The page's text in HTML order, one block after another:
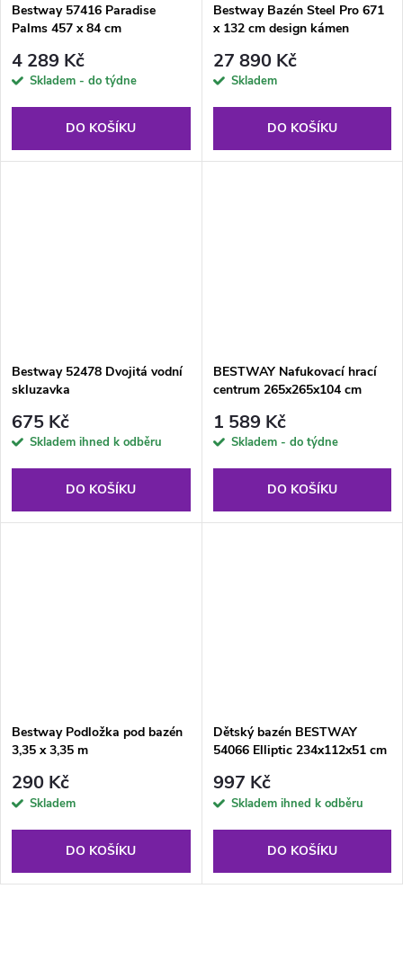
Bestway 57416 Paradise
Palms 457 x 84 cm
4 289 Kč
Skladem - do týdne
DO KOŠÍKU
Bestway Bazén Steel Pro 671
x 132 cm design kámen
27 890 Kč
Skladem
DO KOŠÍKU
Bestway 52478 Dvojitá vodní
skluzavka
675 Kč
Skladem ihned k odběru
DO KOŠÍKU
BESTWAY Nafukovací hrací
centrum 265x265x104 cm
1 589 Kč
Skladem - do týdne
DO KOŠÍKU
Bestway Podložka pod bazén
3,35 x 3,35 m
290 Kč
Skladem
DO KOŠÍKU
Dětský bazén BESTWAY
54066 Elliptic 234x112x51 cm
997 Kč
Skladem ihned k odběru
DO KOŠÍKU